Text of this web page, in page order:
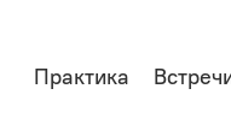
Практика